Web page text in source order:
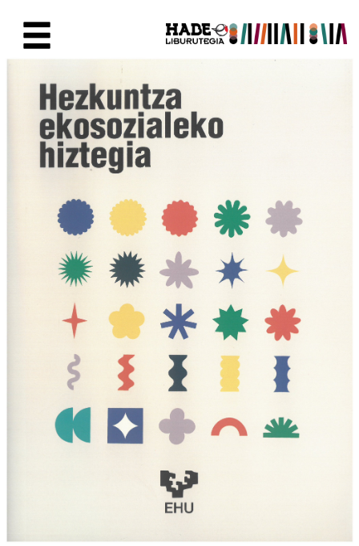
New Books Card - Liburutegia